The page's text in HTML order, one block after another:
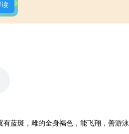
读
蓝斑，雌的全身褐色，能飞翔，善游泳